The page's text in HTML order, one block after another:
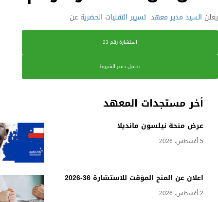
أخر مستجدات المعهد
عرض منحة نيلسون مانديلا
5 أغسطس، 2026
اعلان عن المنح المؤقت للاستشارة 36-2026
2 أغسطس، 2026
يعلن السيد مدير معهد تسيير التقنيات الحضرية عن
استشارة رقم 23
تحميل دفتر الشروط